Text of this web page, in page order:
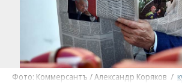
Фото: Коммерсантъ / Александр Коряков /